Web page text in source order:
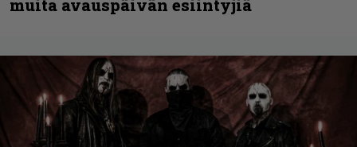
muita avauspäivän esiintyjiä